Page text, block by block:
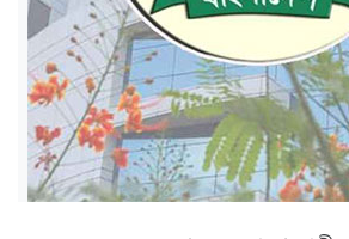
ক্যারিয়ার
তথ্যপ্রযুক্তি
লাইফস্টাইল
বিশেষ